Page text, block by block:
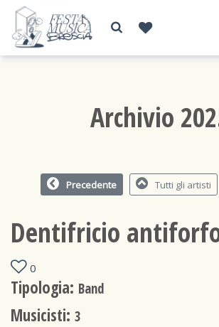
Archivio
Precedente Tutti gli artisti
Dentifricio
0
Tipologia: Band
Musicisti: 3